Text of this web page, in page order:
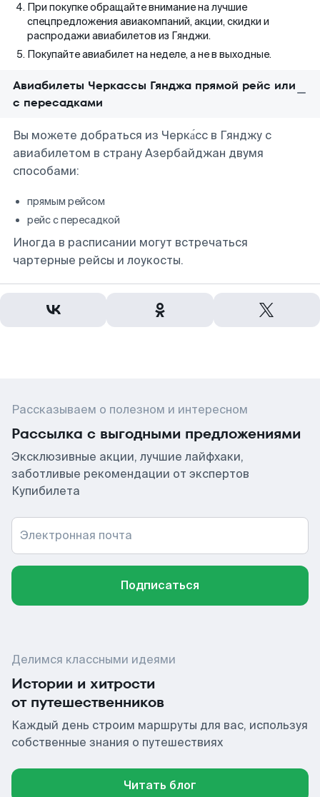
При покупке обращайте внимание на лучшие
спецпредложения авиакомпаний, акции, скидки и
распродажи авиабилетов из Гянджи.
Покупайте авиабилет на неделе, а не в выходные.
Авиабилеты Черкассы Гянджа прямой рейс или
с пересадками
Вы можете добраться из Черка́сс в Гянджу с
авиабилетом в страну Азербайджан двумя
способами:
прямым рейсом
рейс с пересадкой
Иногда в расписании могут встречаться
чартерные рейсы и лоукосты.
Рассказываем о полезном и интересном
Рассылка с выгодными предложениями
Эксклюзивные акции, лучшие лайфхаки,
заботливые рекомендации от экспертов
Купибилета
Электронная почта
Подписаться
Делимся классными идеями
Истории и хитрости
от путешественников
Каждый день строим маршруты для вас, используя
собственные знания о путешествиях
Читать блог